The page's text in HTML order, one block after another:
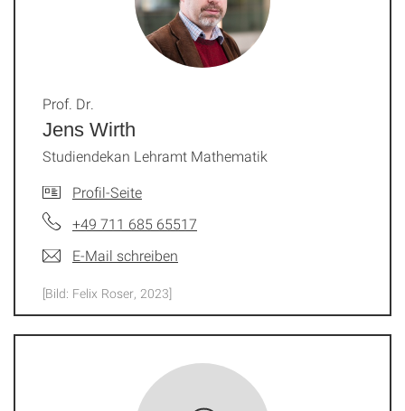
Jens Wirth
Prof. Dr.
Studiendekan Lehramt Mathematik
Profil-Seite
+49 711 685 65517
E-Mail schreiben
[Bild: Felix Roser, 2023]